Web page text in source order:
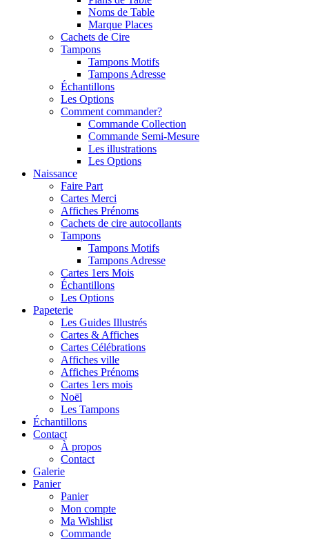
Noms de Table
Marque Places
Cachets de Cire
Tampons
Tampons Motifs
Tampons Adresse
Échantillons
Les Options
Comment commander?
Commande Collection
Commande Semi-Mesure
Les illustrations
Les Options
Naissance
Faire Part
Cartes Merci
Affiches Prénoms
Cachets de cire autocollants
Tampons
Tampons Motifs
Tampons Adresse
Cartes 1ers Mois
Échantillons
Les Options
Papeterie
Les Guides Illustrés
Cartes & Affiches
Cartes Célébrations
Affiches ville
Affiches Prénoms
Cartes 1ers mois
Noël
Les Tampons
Échantillons
Contact
À propos
Contact
Galerie
Panier
Panier
Mon compte
Ma Wishlist
Commande